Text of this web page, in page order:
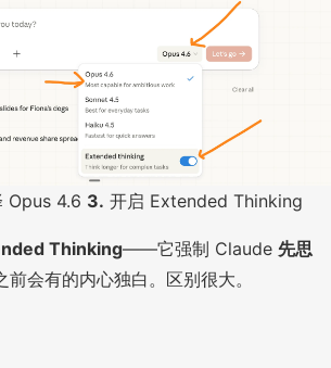
Opus 4.6 3. 开启 Extended Thinking
Thinking——它强制 Claude 先思
前会有的内心独白。区别很大。